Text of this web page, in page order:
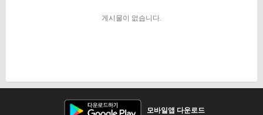
게시물이 없습니다.
모바일앱 다운로드